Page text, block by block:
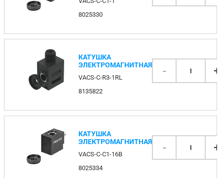
8025330
КАТУШКА
ЭЛЕКТРОМАГНИТНАЯ
VACS-C-R3-1RL
8135822
- 1 +
КАТУШКА
ЭЛЕКТРОМАГНИТНАЯ
VACS-C-C1-16B
8025334
- 1 +